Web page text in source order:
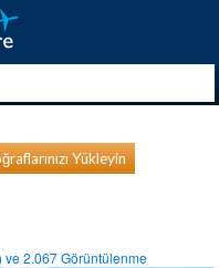
Yükleyin
ve2.067Görüntülenme